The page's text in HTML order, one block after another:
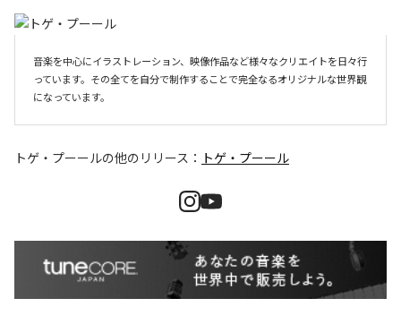
音楽を中心にイラストレーション、映像作品など様々なクリエイトを日々行
っています。その全てを自分で制作することで完全なるオリジナルな世界観
になっています。
トゲ・プーールの他のリリース： トゲ・プーール